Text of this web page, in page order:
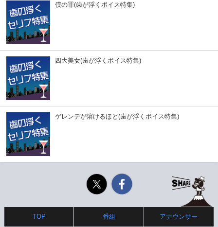
僕の罪(歯が浮くボイス特集)
四大美女(歯が浮くボイス特集)
ゲレンデが溶けるほど(歯が浮くボイス特集)
Twitter
TOP 番組 アナウンサー